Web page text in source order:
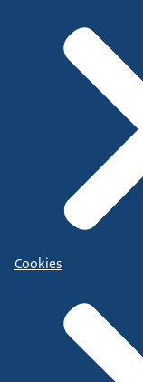
Cookies